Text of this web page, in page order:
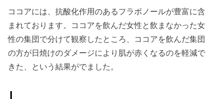
③肥満
の抑制
» ココア
の効果
ココアには、抗酸化作用のあるフラボノールが豊富に含
まれております。ココアを飲んだ女性と飲まなかった女
性の集団で分けて観察したところ、ココアを飲んだ集団
の方が日焼けのダメージにより肌が赤くなるのを軽減で
きた、という結果がでました。